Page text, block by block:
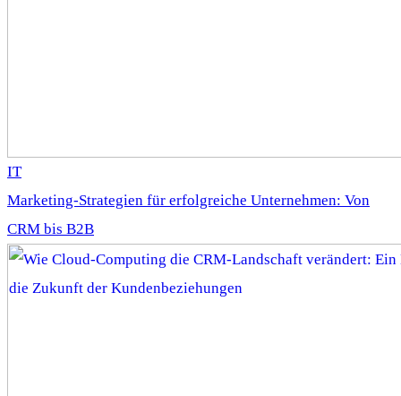
IT
Marketing-Strategien für erfolgreiche Unternehmen: Von
CRM bis B2B